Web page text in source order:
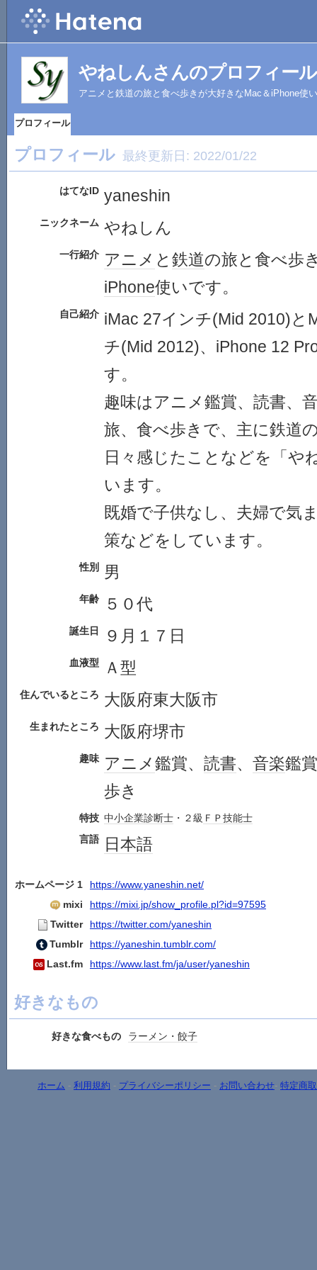
やねしんさんのプロフィール
アニメと鉄道の旅と食べ歩きが大好きなMac＆iPhone使
プロフィール
プロフィール 最終更新日: 2022/01/22
はてなID yaneshin
ニックネーム やねしん
一行紹介 アニメ と 鉄道の旅と食べ歩
iPhone使いです。
自己紹介 iMac 27インチ(Mid 2010)と
チ(Mid 2012)、iPhone 12
す。
趣味はアニメ鑑賞、読書、
旅、食べ歩きで、主に鉄道
日々感じたことなどを「や
います。
既婚で子供なし、夫婦で気
策などをしています。
性別 男
年齢 ５０代
誕生日 ９月１７日
血液型 Ａ型
住んでいるところ 大阪府東大阪市
生まれたところ 大阪府堺市
趣味 アニメ鑑賞、 読書、 音楽鑑
歩き
特技 中小企業診断士 ・２級 ＦＰ技能士
言語
日本語
ホームページ 1
https://www.yaneshin.net/
mixi
https://mixi.jp/show_profile.pl?id=97595
Twitter
https://twitter.com/yaneshin
Tumblr
https://yaneshin.tumblr.com/
Last.fm
https://www.last.fm/ja/user/yaneshin
好きなもの
好きな食べもの ラーメン・餃子
ホーム - 利用規約 - プライバシーポリシー - お問い合わせ- 特定商